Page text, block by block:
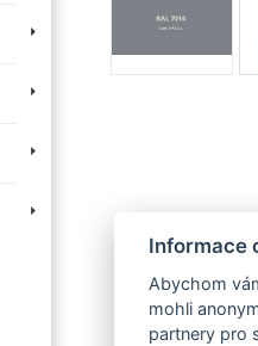
Informace
Abychom
mohli
partnery pro